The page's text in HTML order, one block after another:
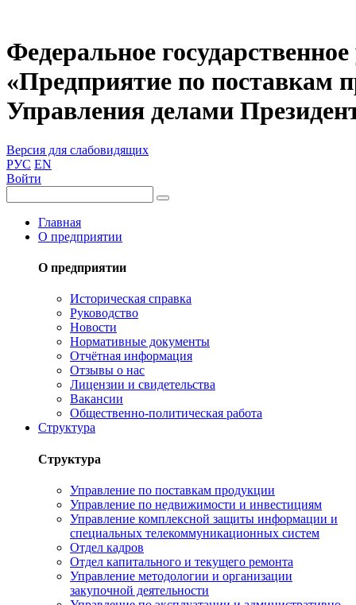
Федеральное
«Предприятие по поставкам
Управления делами
Версия для слабовидящих
РУС EN
Войти
Главная
О предприятии
О предприятии
Историческая справка
Руководство
Новости
Нормативные документы
Отчётная информация
Отзывы о нас
Лицензии и свидетельства
Вакансии
Общественно-политическая работа
Структура
Структура
Управление по поставкам продукции
Управление по недвижимости и инвестициям
Управление комплексной защиты информации и
специальных телекоммуникационных систем
Отдел кадров
Отдел капитального и текущего ремонта
Управление методологии и организации
закупочной деятельности